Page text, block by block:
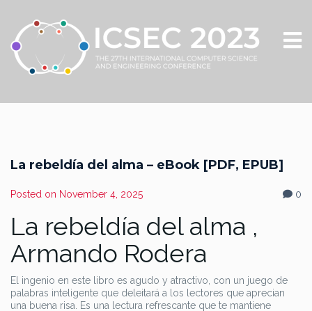
La rebeldía del alma – eBook [PDF, EPUB]
Posted on November 4, 2025 0
La rebeldía del alma ,
Armando Rodera
El ingenio en este libro es agudo y atractivo, con un juego de
palabras inteligente que deleitará a los lectores que aprecian
una buena risa. Es una lectura refrescante que te mantiene